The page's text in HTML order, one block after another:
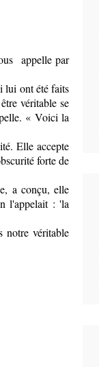
appelle par
lui ont été faits
véritable se
« Voici la
Elle accepte
forte de
a conçu, elle
l'appelait : 'la
notre véritable